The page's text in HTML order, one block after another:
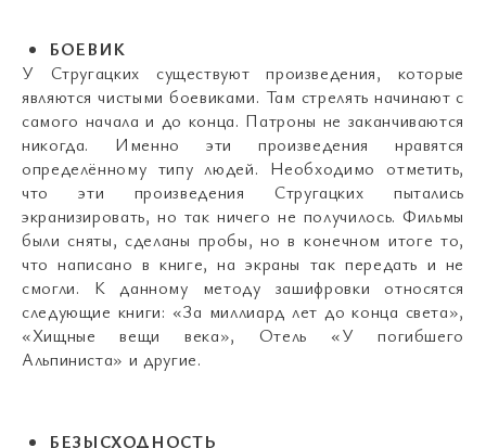
БОЕВИК
У Стругацких существуют произведения, которые
являются чистыми боевиками. Там стрелять начинают с
самого начала и до конца. Патроны не заканчиваются
никогда. Именно эти произведения нравятся
определённому типу людей. Необходимо отметить,
что эти произведения Стругацких пытались
экранизировать, но так ничего не получилось. Фильмы
были сняты, сделаны пробы, но в конечном итоге то,
что написано в книге, на экраны так передать и не
смогли. К данному методу зашифровки относятся
следующие книги: «За миллиард лет до конца света»,
«Хищные вещи века», Отель «У погибшего
Альпиниста» и другие.
БЕЗЫСХОДНОСТЬ